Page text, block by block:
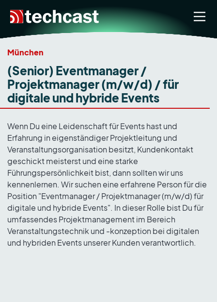
München
(Senior) Eventmanager /
Projektmanager (m/w/d) / für
digitale und hybride Events
Wenn Du eine Leidenschaft für Events hast und
Erfahrung in eigenständiger Projektleitung und
Veranstaltungsorganisation besitzt, Kundenkontakt
geschickt meisterst und eine starke
Führungspersönlichkeit bist, dann sollten wir uns
kennenlernen. Wir suchen eine erfahrene Person für die
Position "Eventmanager / Projektmanager (m/w/d) für
digitale und hybride Events". In dieser Rolle bist Du für
umfassendes Projektmanagement im Bereich
Veranstaltungstechnik und -konzeption bei digitalen
und hybriden Events unserer Kunden verantwortlich.